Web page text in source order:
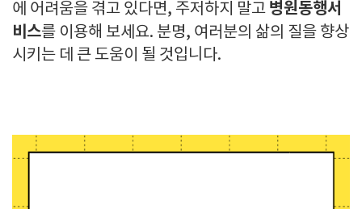
에 어려움을 겪고 있다면, 주저하지 말고 병원동행서
비스를 이용해 보세요. 분명, 여러분의 삶의 질을 향상
시키는 데 큰 도움이 될 것입니다.